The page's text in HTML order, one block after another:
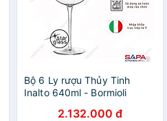
Bộ 6 Ly rượu Thủy Tinh
Inalto 640ml - Bormioli
2.132.000 đ